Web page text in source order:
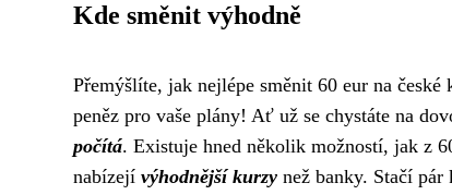
Kde směnit výhodně
Přemýšlíte, jak nejlépe směnit 60 eur na
peněz pro vaše plány! Ať už se chystáte na
počítá. Existuje hned několik možností, jak z
nabízejí výhodnější kurzy než banky. Stačí